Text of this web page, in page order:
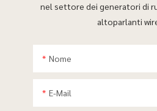
nel settore dei generatori di
altoparlanti
Nome
E-Mail